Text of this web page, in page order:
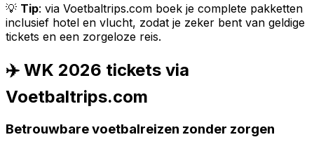
💡 Tip: via Voetbaltrips.com boek je complete pakketten
inclusief hotel en vlucht, zodat je zeker bent van geldige
tickets en een zorgeloze reis.
✈️ WK 2026 tickets via
Voetbaltrips.com
Betrouwbare voetbalreizen zonder zorgen